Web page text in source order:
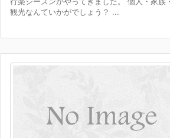
観光なんていかがでしょう？ ...